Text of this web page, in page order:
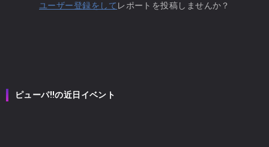
ユーザー登録をして レポートを投稿しませんか？
ピューパ‼︎の近日イベント